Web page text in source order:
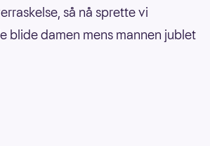
så nå sprette vi
blide damen mens mannen jublet